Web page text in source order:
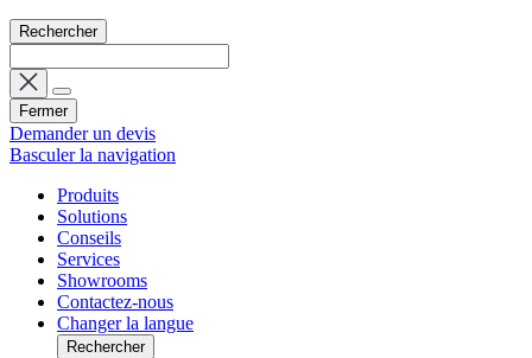
Rechercher
Fermer
Demander un devis
Basculer la navigation
Produits
Solutions
Conseils
Services
Showrooms
Contactez-nous
Changer la langue
Rechercher